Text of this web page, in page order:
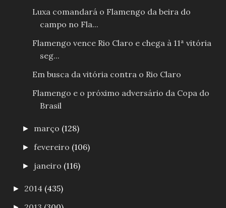
Luxa comandará o Flamengo da beira do
campo no Fla...
Flamengo vence Rio Claro e chega à 11ª vitória
seg...
Em busca da vitória contra o Rio Claro
Flamengo e o próximo adversário da Copa do
Brasil
► março (128)
►fevereiro (106)
► janeiro (116)
► 2014 (435)